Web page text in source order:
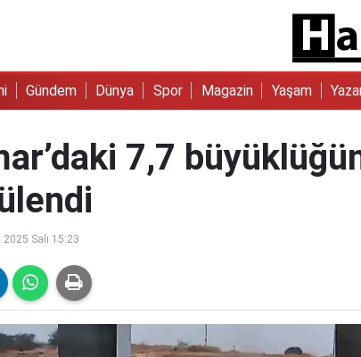
Gündem Dünya Spor Magazin Yaşam
7,7
2025 Salı 15:23